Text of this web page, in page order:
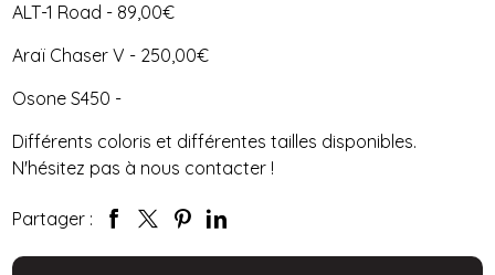
ALT-1 Road - 89,00€
Araï Chaser V - 250,00€
Osone S450 -
Différents coloris et différentes tailles disponibles.
N'hésitez pas à nous contacter !
Partager :